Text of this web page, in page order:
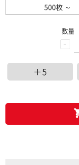
500枚 ～
-
数量
＋5